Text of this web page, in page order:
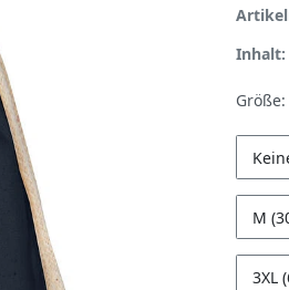
Inhalt:
Größe:
M
3XL